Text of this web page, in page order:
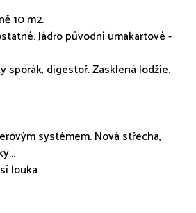
10 m2.
Jádro původní umakartové -
sporák, digestoř. Zasklená lodžie.
systémem. Nová střecha,
louka.